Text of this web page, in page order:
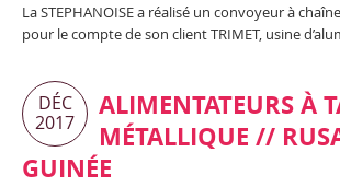
La STEPHANOISE a réalisé un convoyeur à
pour le compte de son client TRIMET, usine
DÉC
2017
ALIMENTATEURS À
MÉTALLIQUE //
GUINÉE